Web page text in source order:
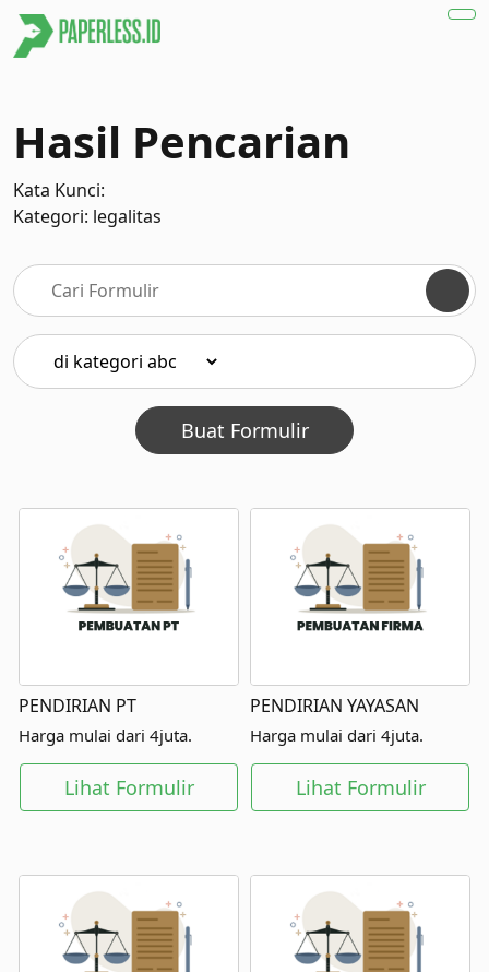
Hasil Pencarian
Kata Kunci:
Kategori: legalitas
Buat Formulir
PENDIRIAN PT
Harga mulai dari 4juta.
Lihat Formulir
PENDIRIAN YAYASAN
Harga mulai dari 4juta.
Lihat Formulir